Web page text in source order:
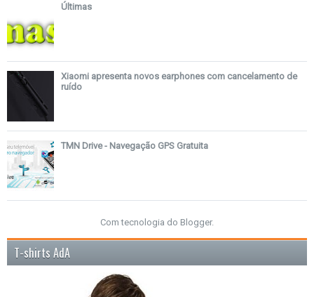
Últimas
Xiaomi apresenta novos earphones com cancelamento de
ruído
TMN Drive - Navegação GPS Gratuita
Com tecnologia do Blogger.
T-shirts AdA